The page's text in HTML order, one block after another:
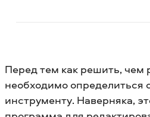
Перед тем как решить, чем
необходимо определиться
инструменту. Наверняка,